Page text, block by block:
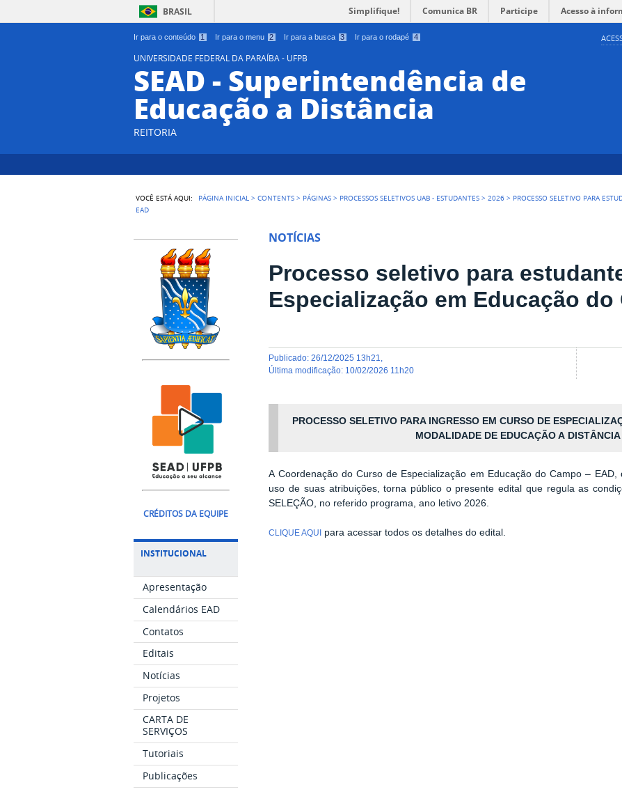
Ir para o conteúdo 1 Ir para o menu 2 Ir para a busca 3 Ir para o rodapé 4
BRASIL Simplifique! Comunica BR Participe Acesso à
UNIVERSIDADE FEDERAL DA PARAÍBA - UFPB
SEAD - Superintendência de
Educação a Distância
REITORIA
VOCÊ ESTÁ AQUI: PÁGINA INICIAL >CONTENTS > PÁGINAS > PROCESSOS SELETIVOS UAB - ESTUDANTES >2026 > PROCESSO SELETIVO PARA
EAD
CRÉDITOS DA EQUIPE
INSTITUCIONAL
Apresentação
Calendários EAD
Contatos
Editais
Notícias
Projetos
CARTA DE
SERVIÇOS
Tutoriais
Publicações
NOTÍCIAS
Processo seletivo para
Especialização em Educação do
publicado:26/12/2025 13h21
última modificação: 10/02/2026 11h20
PROCESSO SELETIVO PARA INGRESSO EM CURSO DE
MODALIDADE DE EDUCAÇÃO A
A Coordenação do Curso de Especialização em Educação do Campo –
uso de suas atribuições, torna público o presente edital que regula as
SELEÇÃO, no referido programa, ano letivo 2026.
CLIQUE AQUI para acessar todos os detalhes do edital.